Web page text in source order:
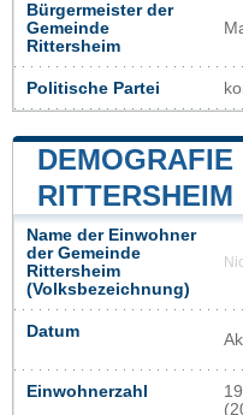
Bürgermeister der
Gemeinde
Rittersheim
Politische Partei
DEMOGRAFIE
RITTERSHEIM
Name der Einwohner
der Gemeinde
Rittersheim
(Volksbezeichnung)
Datum
Einwohnerzahl